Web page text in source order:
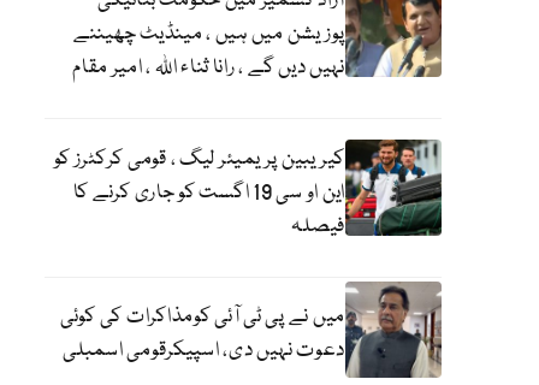
پوزیشن میں ہیں ، مینڈیٹ چھیننے
نہیں دیں گے ، رانا ثناء اللہ ، امیر مقام
کیریبین پریمیئر لیگ ، قومی کرکٹرز کو
این او سی 19 اگست کو جاری کرنے کا
فیصلہ
میں نے پی ٹی آئی کومذاکرات کی کوئی
دعوت نہیں دی، اسپیکرقومی اسمبلی